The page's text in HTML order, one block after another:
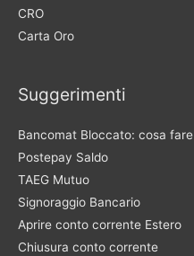
CRO
Carta Oro
Suggerimenti
Bancomat Bloccato: cosa fare
Postepay Saldo
TAEG Mutuo
Signoraggio Bancario
Aprire conto corrente Estero
Chiusura conto corrente